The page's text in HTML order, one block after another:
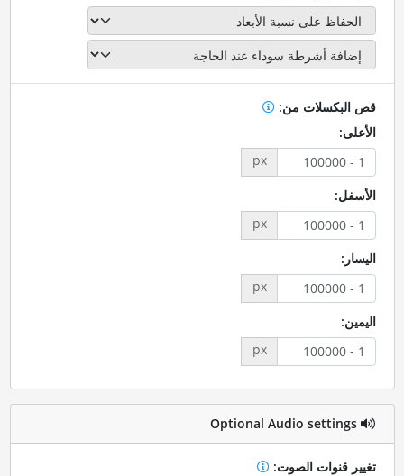
قص البكسلات من:
الأعلى:
px
الأسفل:
px
اليسار:
px
اليمين:
px
Optional Audio settings
تغيير قنوات الصوت: